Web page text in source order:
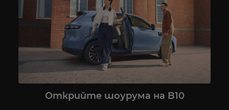
Открийте шоурума на B10